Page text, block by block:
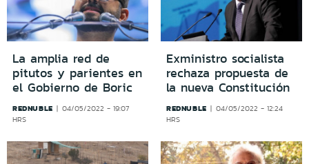
La amplia red de
pitutos y parientes en
el Gobierno de Boric
REDNUBLE
04/05/2022 - 19:07
HRS
Exministro socialista
rechaza propuesta de
la nueva Constitución
REDNUBLE
04/05/2022 - 12:24
HRS